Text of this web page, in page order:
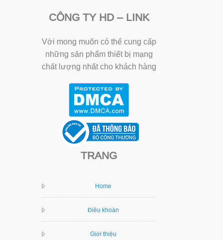
CÔNG TY HD – LINK
Với mong muốn có thể cung cấp
những sản phẩm thiết bị mạng
chất lượng nhất cho khách hàng
TRANG
Home
Điều khoản
Giới thiệu